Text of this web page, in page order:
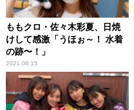
ももクロ・佐々木彩夏、日焼
けして感激「うほぉ～！ 水着
の跡〜！」
2021.08.15